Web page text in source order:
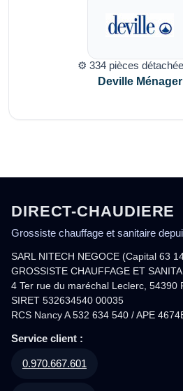
⚙️ 334 pièces
Deville Ménager
DIRECT-CHAUDIERE
Grossiste chauffage et sanitaire
SARL NITECH NEGOCE (Capital 63
GROSSISTE CHAUFFAGE ET
4 Ter rue du maréchal Leclerc, 54390
SIRET 532634540 00035
RCS Nancy A 532 634 540 / APE
Service client :
0.970.667.601